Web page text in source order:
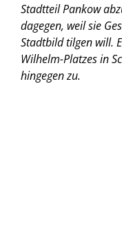
Stadtteil Pankow
dagegen, weil sie
Stadtbild tilgen will.
Wilhelm-Platzes in
hingegen zu.